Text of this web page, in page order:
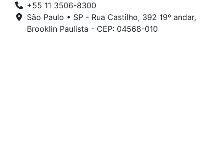
+55 11 3506-8300
São Paulo • SP - Rua Castilho, 392 19º andar,
Brooklin Paulista - CEP: 04568-010